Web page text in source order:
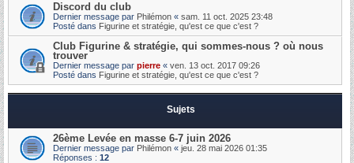
Discord du club
Dernier message par Philémon « sam. 11 oct. 2025 23:48
Posté dans Figurine et stratégie, qu'est ce que c'est ?
Club Figurine & stratégie, qui sommes-nous ? où nous
trouver
Dernier message par pierre « ven. 13 oct. 2017 09:26
Posté dans Figurine et stratégie, qu'est ce que c'est ?
Sujets
26ème Levée en masse 6-7 juin 2026
Dernier message par Philémon « jeu. 28 mai 2026 01:35
Réponses : 12